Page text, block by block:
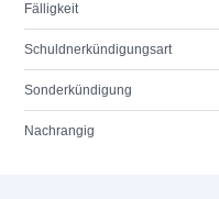
Fälligkeit
Schuldnerkündigungsart
Sonderkündigung
Nachrangig